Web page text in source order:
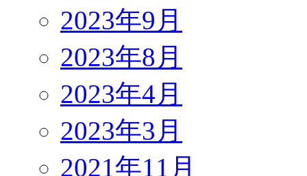
2023年9月
2023年8月
2023年4月
2023年3月
2021年11月